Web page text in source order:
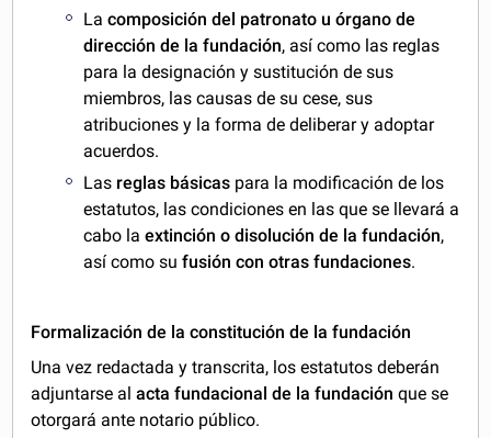
Lacomposición del patronato u órgano de
dirección de la fundación, así como las reglas
para la designación y sustitución de sus
miembros, las causas de su cese, sus
atribuciones y la forma de deliberar y adoptar
acuerdos.
Las reglas básicas para la modificación de los
estatutos, las condiciones en las que se llevará a
cabo laextinción o disolución de la fundación,
así como su fusión con otras fundaciones.
Formalización de la constitución de la fundación
Una vez redactada y transcrita, los estatutos deberán
adjuntarse alacta fundacional de la fundación que se
otorgará ante notario público.